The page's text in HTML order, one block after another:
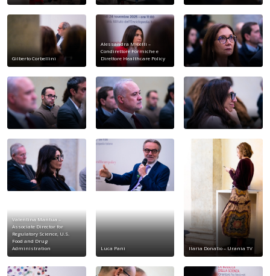
Gilberto Corbellini
Alessandra Micelli –
Condirettore Formiche e
Direttore Healthcare Policy
Valentina Mantua –
Associate Director for
Regulatory Science, U.S.
Food and Drug
Administration
Luca Pani Ilaria Donatio – Urania TV